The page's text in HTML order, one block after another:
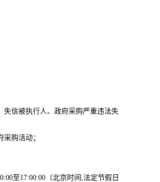
失信被执行人、政府采购严重违法失
购活动；
至17:00:00（北京时间,法定节假日